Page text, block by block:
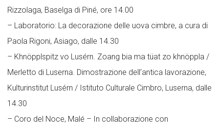
Rizzolaga, Baselga di Piné, ore 14.00
– Laboratorio: La decorazione delle uova cimbre, a cura di
Paola Rigoni, Asiago, dalle 14.30
– Khnöpplspitz vo Lusérn. Zoang bia ma tüat zo khnöppla /
Merletto di Luserna. Dimostrazione dell’antica lavorazione,
Kulturinstitut Lusérn / Istituto Culturale Cimbro, Luserna, dalle
14.30
– Coro del Noce, Malé – In collaborazione con